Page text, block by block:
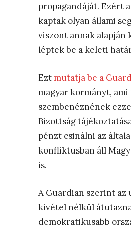
propagandáját. Ezért
kaptak olyan állami
viszont annak alapján
léptek be a keleti
Ezt mutatja be a
magyar kormányt,
szembenéznének
Bizottság
pénzt csinálni az
konfliktusban áll
is.
A Guardian szerint az
kivétel nélkül
demokratikusabb